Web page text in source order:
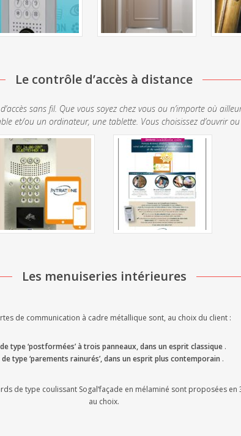
Le contrôle d’accès à distance
sans fil. Que vous soyez chez vous ou n’importe où
et/ou un ordinateur, une tablette. Vous choisissez d’ouvrir
Les menuiseries intérieures
de communication à cadre métallique sont, au choix du client :
de type ‘postformées’ à trois panneaux, dans un esprit classique .
de type ‘parements rainurés’, dans un esprit plus contemporain .
de type coulissant Sogal’façade en mélaminé sont proposées en
au choix.